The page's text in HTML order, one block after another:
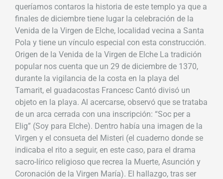
queríamos contaros la historia de este templo ya que a
finales de diciembre tiene lugar la celebración de la
Venida de la Virgen de Elche, localidad vecina a Santa
Pola y tiene un vínculo especial con esta construcción.
Origen de la Venida de la Virgen de Elche La tradición
popular nos cuenta que un 29 de diciembre de 1370,
durante la vigilancia de la costa en la playa del
Tamarit, el guadacostas Francesc Cantó divisó un
objeto en la playa. Al acercarse, observó que se trataba
de un arca cerrada con una inscripción: “Soc per a
Elig” (Soy para Elche). Dentro había una imagen de la
Virgen y el consueta del Misteri (el cuaderno donde se
indicaba el rito a seguir, en este caso, para el drama
sacro-lírico religioso que recrea la Muerte, Asunción y
Coronación de la Virgen María). El hallazgo, tras ser